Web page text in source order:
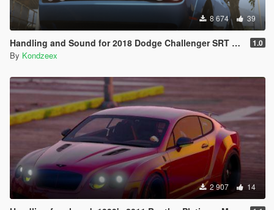
8 674 39
Handling and Sound for 2018 Dodge Challenger SRT Demon 1.0
By Kondzeex
2 907 14